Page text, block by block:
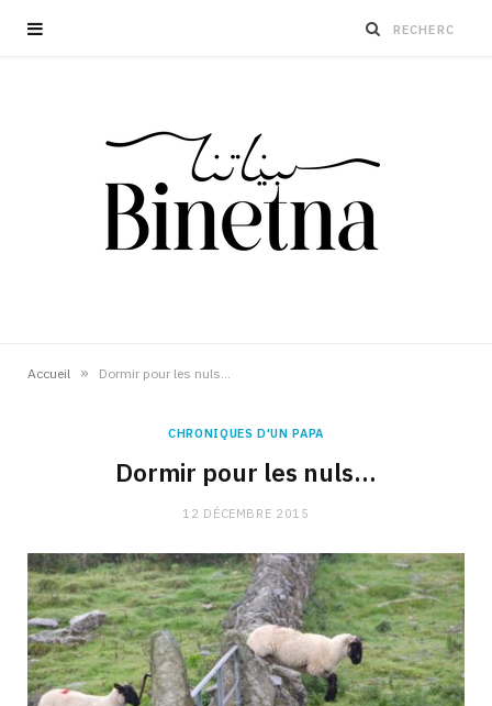
Accueil » Dormir pour les nuls…
CHRONIQUES D'UN PAPA
Dormir pour les nuls…
12 DÉCEMBRE 2015